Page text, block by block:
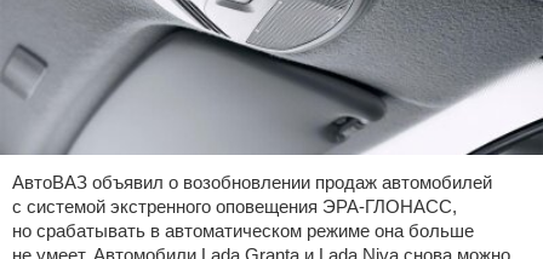
АвтоВАЗ объявил о возобновлении продаж автомобилей
с системой экстренного оповещения ЭРА-ГЛОНАСС,
но срабатывать в автоматическом режиме она больше
не умеет. Автомобили Lada Granta и Lada Niva снова можно